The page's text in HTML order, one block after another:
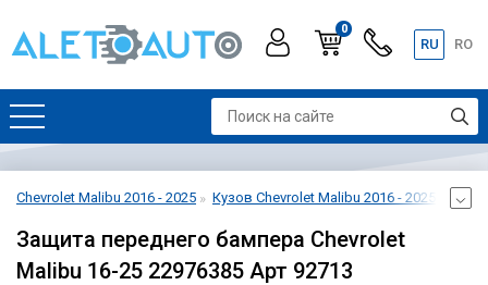
0
RU RO
Chevrolet Malibu 2016 - 2025 Кузов Chevrolet Malibu 2016 - 2025
Защита переднего бампера Chevrolet
Malibu 16-25 22976385 Арт 92713